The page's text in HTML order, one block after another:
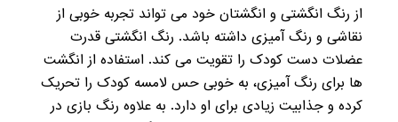
از رنگ انگشتی و انگشتان خود می تواند تجربه خوبی از
نقاشی و رنگ آمیزی داشته باشد. رنگ انگشتی قدرت
عضلات دست کودک را تقویت می کند. استفاده از انگشت
ها برای رنگ آمیزی، به خوبی حس لامسه کودک را تحریک
کرده و جذابیت زیادی برای او دارد. به علاوه رنگ بازی در